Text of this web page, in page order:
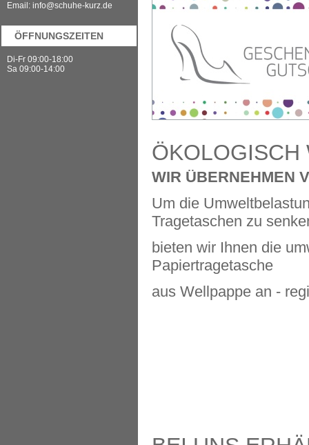
Email: info@schuhe-kurz.de
ÖFFNUNGSZEITEN
Di-Fr 09:00-18:00
Sa 09:00-14:00
ÖKOLOGISCH
WIR ÜBERNEHMEN
Um die
Tragetaschen zu
bieten wir Ihnen die
Papiertragetasche
aus Wellpappe an -